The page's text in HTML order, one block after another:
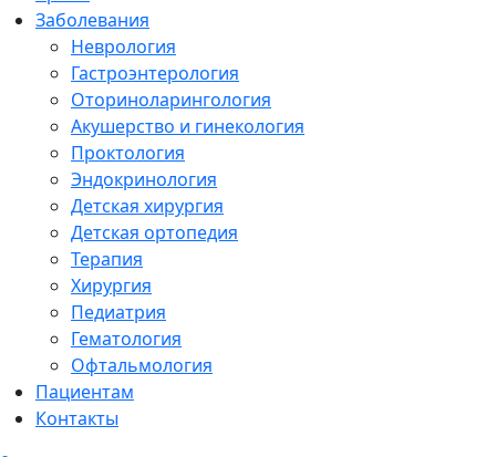
Заболевания
Неврология
Гастроэнтерология
Оториноларингология
Акушерство и гинекология
Проктология
Эндокринология
Детская хирургия
Детская ортопедия
Терапия
Хирургия
Педиатрия
Гематология
Офтальмология
Пациентам
Контакты